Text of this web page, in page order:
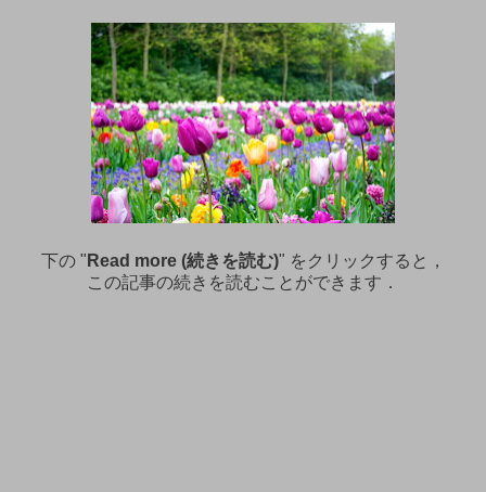
下の " Read more (続きを読む)" をクリックすると，
この記事の続きを読むことができます．